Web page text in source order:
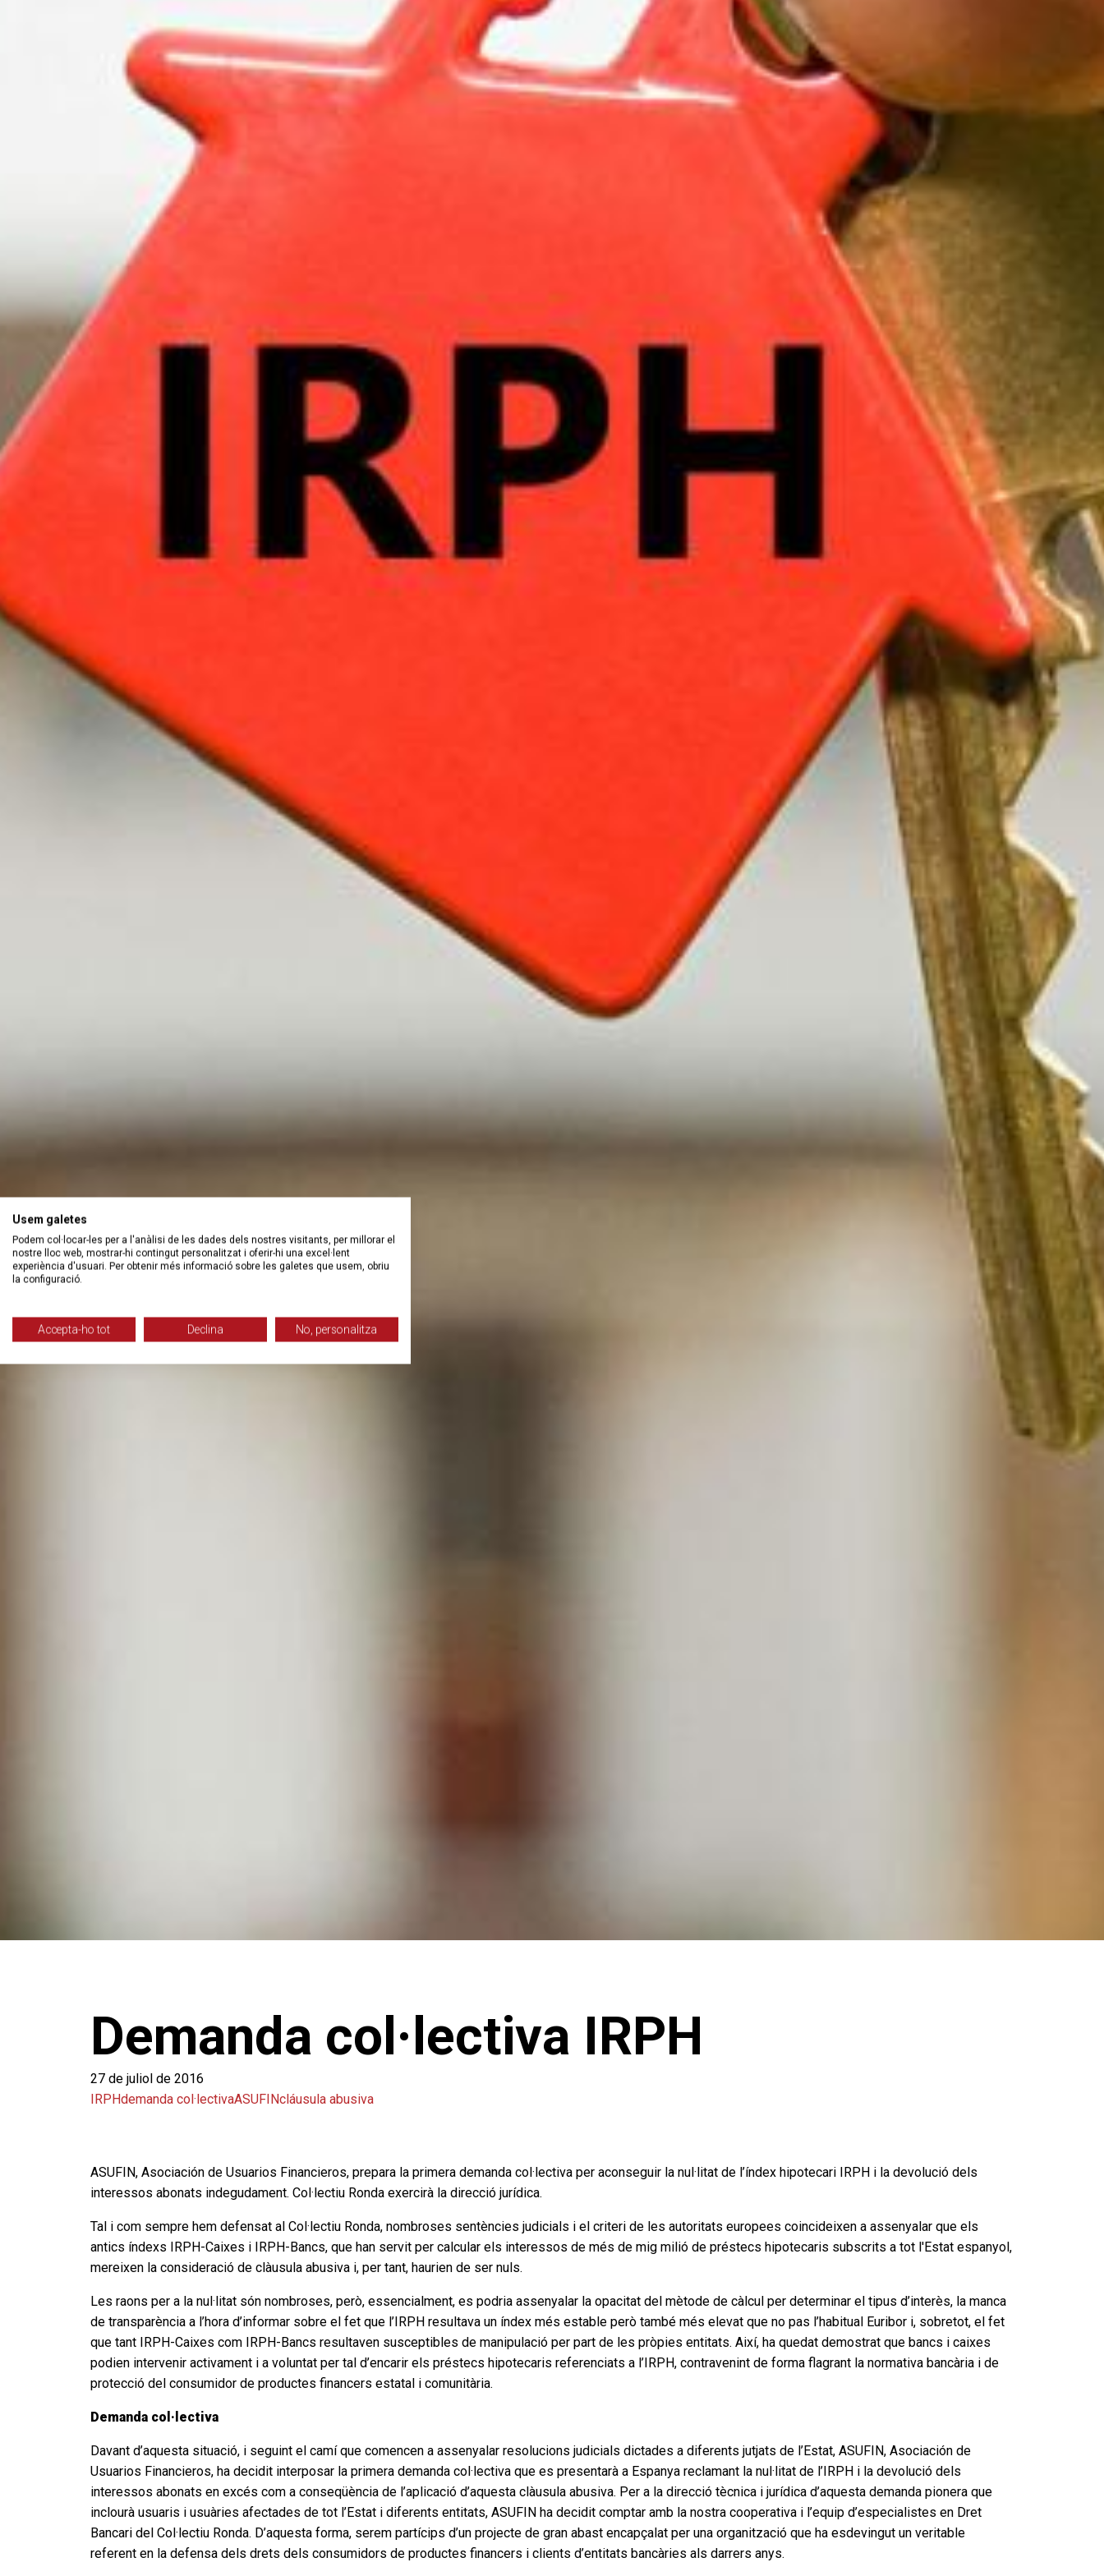
Demanda col·lectiva IRPH
27 de juliol de 2016
IRPHdemanda col·lectivaASUFINcláusula abusiva
ASUFIN, Asociación de Usuarios Financieros, prepara la primera demanda col·lectiva per aconseguir la nul·litat de l’índex hipotecari IRPH i la devolució dels
interessos abonats indegudament. Col·lectiu Ronda exercirà la direcció jurídica.
Tal i com sempre hem defensat al Col·lectiu Ronda, nombroses sentències judicials i el criteri de les autoritats europees coincideixen a assenyalar que els
antics índexs IRPH-Caixes i IRPH-Bancs, que han servit per calcular els interessos de més de mig milió de préstecs hipotecaris subscrits a tot l'Estat espanyol,
mereixen la consideració de clàusula abusiva i, per tant, haurien de ser nuls.
Les raons per a la nul·litat són nombroses, però, essencialment, es podria assenyalar la opacitat del mètode de càlcul per determinar el tipus d’interès, la manca
de transparència a l’hora d’informar sobre el fet que l’IRPH resultava un índex més estable però també més elevat que no pas l’habitual Euribor i, sobretot, el fet
que tant IRPH-Caixes com IRPH-Bancs resultaven susceptibles de manipulació per part de les pròpies entitats. Així, ha quedat demostrat que bancs i caixes
podien intervenir activament i a voluntat per tal d’encarir els préstecs hipotecaris referenciats a l’IRPH, contravenint de forma flagrant la normativa bancària i de
protecció del consumidor de productes financers estatal i comunitària.
Demanda col·lectiva
Davant d’aquesta situació, i seguint el camí que comencen a assenyalar resolucions judicials dictades a diferents jutjats de l’Estat, ASUFIN, Asociación de
Usuarios Financieros, ha decidit interposar la primera demanda col·lectiva que es presentarà a Espanya reclamant la nul·litat de l’IRPH i la devolució dels
interessos abonats en excés com a conseqüència de l’aplicació d’aquesta clàusula abusiva. Per a la direcció tècnica i jurídica d’aquesta demanda pionera que
inclourà usuaris i usuàries afectades de tot l’Estat i diferents entitats, ASUFIN ha decidit comptar amb la nostra cooperativa i l’equip d’especialistes en Dret
Bancari del Col·lectiu Ronda. D’aquesta forma, serem partícips d’un projecte de gran abast encapçalat per una organització que ha esdevingut un veritable
referent en la defensa dels drets dels consumidors de productes financers i clients d’entitats bancàries als darrers anys.
Usem galetes
Podem col·locar-les per a l'anàlisi de les dades dels nostres visitants, per millorar el
nostre lloc web, mostrar-hi contingut personalitzat i oferir-hi una excel·lent
experiència d'usuari. Per obtenir més informació sobre les galetes que usem, obriu
la configuració.
Accepta-ho tot Declina No, personalitza